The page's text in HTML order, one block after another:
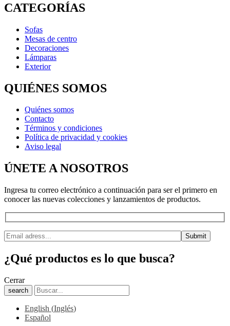
CATEGORÍAS
Sofas
Mesas de centro
Decoraciones
Lámparas
Exterior
QUIÉNES SOMOS
Quiénes somos
Contacto
Términos y condiciones
Política de privacidad y cookies
Aviso legal
ÚNETE A NOSOTROS
Ingresa tu correo electrónico a continuación para ser el primero en
conocer las nuevas colecciones y lanzamientos de productos.
¿Qué productos es lo que busca?
Cerrar
search
English (Inglés)
Español